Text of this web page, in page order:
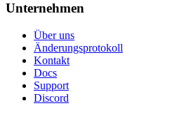
Unternehmen
Über uns
Änderungsprotokoll
Kontakt
Docs
Support
Discord